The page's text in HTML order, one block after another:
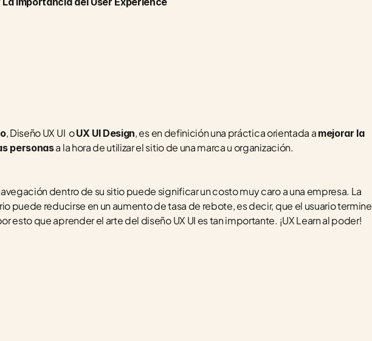
, Diseño UX UI  o UX UI Design, es en definición una práctica orientada a mejorar la
personas a la hora de utilizar el sitio de una marca u organización.
dentro de su sitio puede significar un costo muy caro a una empresa. La
puede reducirse en un aumento de tasa de rebote, es decir, que el usuario termine
esto que aprender el arte del diseño UX UI es tan importante. ¡UX Learn al poder!